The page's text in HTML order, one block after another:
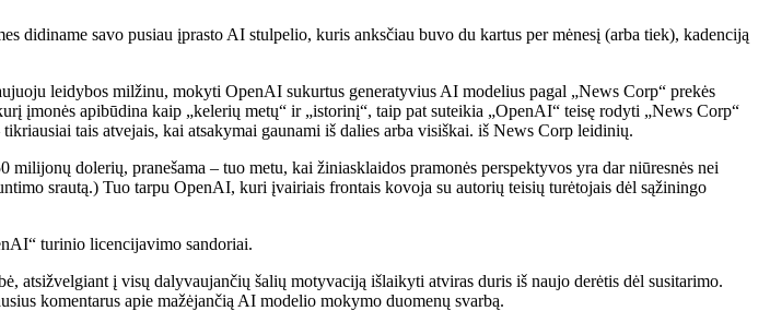
didiname savo pusiau įprasto AI stulpelio, kuris anksčiau buvo du kartus per mėnesį (arba tiek), kadenciją
leidybos milžinu, mokyti OpenAI sukurtus generatyvius AI modelius pagal „News Corp“ prekės
įmonės apibūdina kaip „kelerių metų“ ir „istorinį“, taip pat suteikia „OpenAI“ teisę rodyti „News Corp“
tais atvejais, kai atsakymai gaunami iš dalies arba visiškai. iš News Corp leidinių.
dolerių, pranešama – tuo metu, kai žiniasklaidos pramonės perspektyvos yra dar niūresnės nei
srautą.) Tuo tarpu OpenAI, kuri įvairiais frontais kovoja su autorių teisių turėtojais dėl sąžiningo
turinio licencijavimo sandoriai.
atsižvelgiant į visų dalyvaujančių šalių motyvaciją išlaikyti atviras duris iš naujo derėtis dėl susitarimo.
komentarus apie mažėjančią AI modelio mokymo duomenų svarbą.